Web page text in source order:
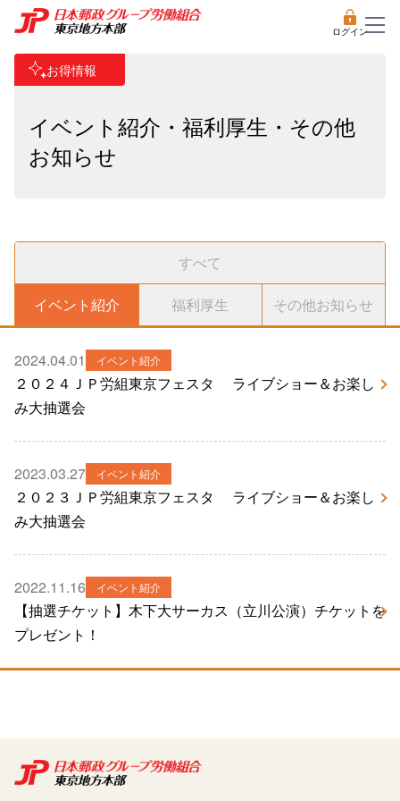
ログイン
お得情報
イベント紹介・福利厚生・その他
お知らせ
すべて
イベント紹介 福利厚生 その他お知らせ
2024.04.01 イベント紹介
２０２４ＪＰ労組東京フェスタ ライブショー＆お楽し
み大抽選会
2023.03.27 イベント紹介
２０２３ＪＰ労組東京フェスタ ライブショー＆お楽し
み大抽選会
2022.11.16 イベント紹介
【抽選チケット】木下大サーカス（立川公演）チケットを
プレゼント！